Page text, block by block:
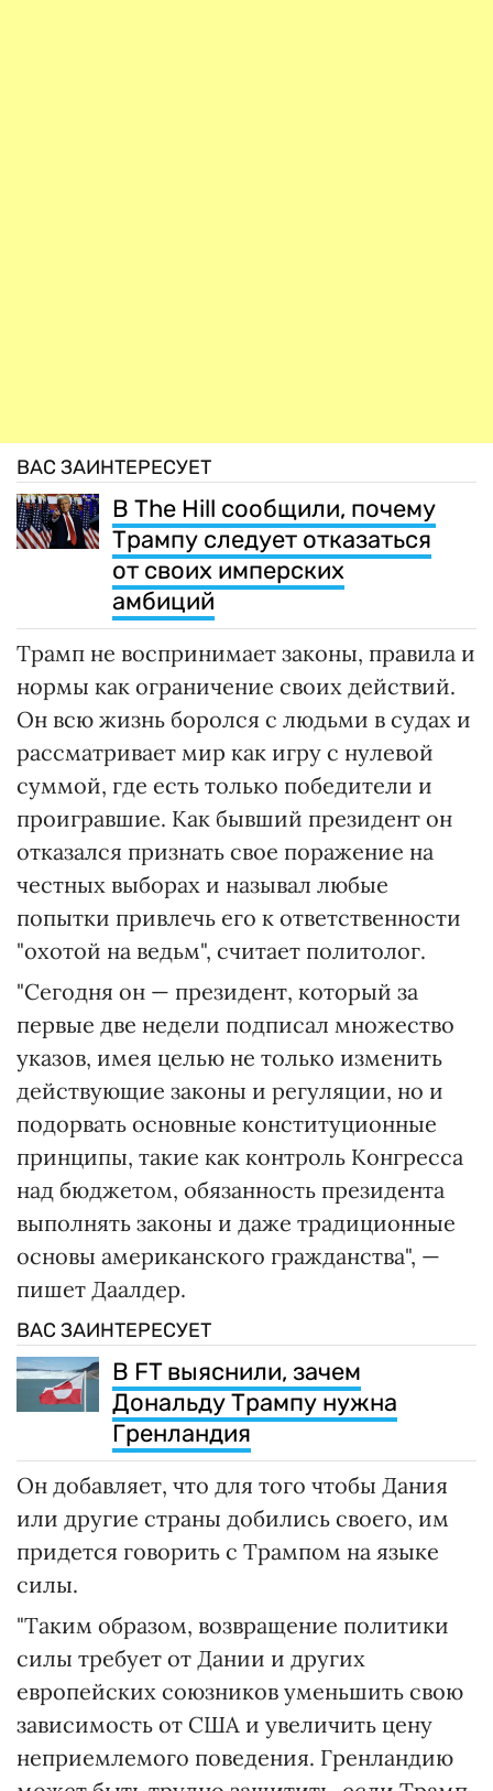
ВАС ЗАИНТЕРЕСУЕТ
В The Hill сообщили, почему
Трампу следует отказаться
от своих имперских
амбиций
Трамп не воспринимает законы, правила и
нормы как ограничение своих действий.
Он всю жизнь боролся с людьми в судах и
рассматривает мир как игру с нулевой
суммой, где есть только победители и
проигравшие. Как бывший президент он
отказался признать свое поражение на
честных выборах и называл любые
попытки привлечь его к ответственности
"охотой на ведьм", считает политолог.
"Сегодня он — президент, который за
первые две недели подписал множество
указов, имея целью не только изменить
действующие законы и регуляции, но и
подорвать основные конституционные
принципы, такие как контроль Конгресса
над бюджетом, обязанность президента
выполнять законы и даже традиционные
основы американского гражданства", —
пишет Даалдер.
ВАС ЗАИНТЕРЕСУЕТ
В FT выяснили, зачем
Дональду Трампу нужна
Гренландия
Он добавляет, что для того чтобы Дания
или другие страны добились своего, им
придется говорить с Трампом на языке
силы.
"Таким образом, возвращение политики
силы требует от Дании и других
европейских союзников уменьшить свою
зависимость от США и увеличить цену
неприемлемого поведения. Гренландию